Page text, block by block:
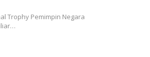
Trophy Pemimpin Negara